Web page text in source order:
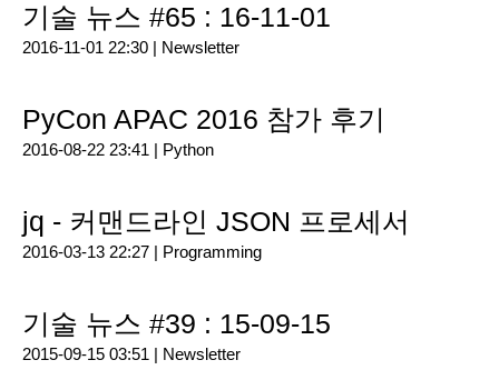
기술 뉴스 #65 : 16-11-01
2016-11-01 22:30 | Newsletter
PyCon APAC 2016 참가 후기
2016-08-22 23:41 | Python
jq - 커맨드라인 JSON 프로세서
2016-03-13 22:27 | Programming
기술 뉴스 #39 : 15-09-15
2015-09-15 03:51 | Newsletter